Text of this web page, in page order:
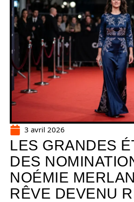
3 avril 2026
LES GRANDES
DES
NOÉMIE
RÊVE DEVENU